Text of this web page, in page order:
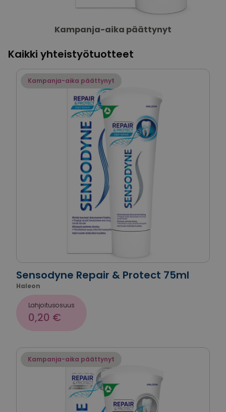
Kampanja-aika päättynyt
Kaikki yhteistyötuotteet
Kampanja-aika päättynyt
Sensodyne Repair & Protect 75ml
Haleon
Lahjoitusosuus
0,20 €
Kampanja-aika päättynyt